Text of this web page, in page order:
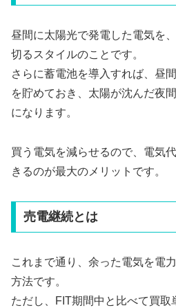
昼間に太陽光で発電した電気を
切るスタイルのことです。
さらに蓄電池を導入すれば、昼
を貯めておき、太陽が沈んだ夜
になります。
買う電気を減らせるので、電気
きるのが最大のメリットです。
売電継続とは
これまで通り、余った電気を電
方法です。
ただし、FIT期間中と比べて買取